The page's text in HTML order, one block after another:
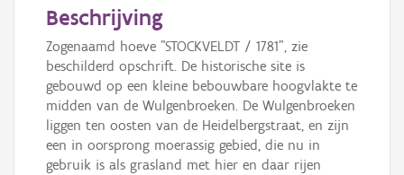
Beschrijving
Zogenaamd hoeve "STOCKVELDT / 1781", zie
beschilderd opschrift. De historische site is
gebouwd op een kleine bebouwbare hoogvlakte te
midden van de Wulgenbroeken. De Wulgenbroeken
liggen ten oosten van de Heidelbergstraat, en zijn
een in oorsprong moerassig gebied, die nu in
gebruik is als grasland met hier en daar rijen